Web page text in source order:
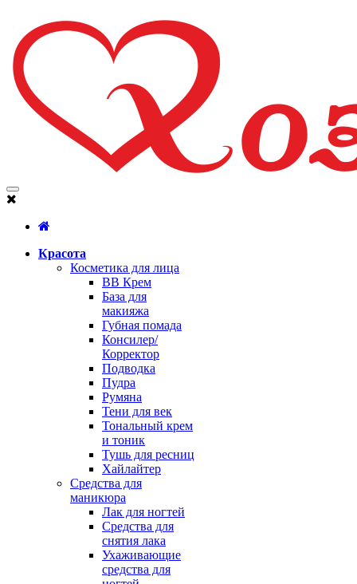
Красота
Косметика для лица
BB Крем
База для
макияжа
Губная помада
Консилер/
Корректор
Подводка
Пудра
Румяна
Тени для век
Тональный крем
и тоник
Тушь для ресниц
Хайлайтер
Средства для
маникюра
Лак для ногтей
Средства для
снятия лака
Ухаживающие
средства для